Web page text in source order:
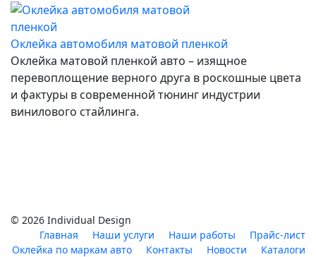
Оклейка автомобиля матовой пленкой
Оклейка матовой пленкой авто – изящное
перевоплощение верного друга в роскошные цвета
и фактуры в современной тюнинг индустрии
винилового стайлинга.
© 2026 Individual Design
Главная
Наши услуги Наши работы
Прайс-лист
Оклейка по маркам авто
Контакты Новости Каталоги